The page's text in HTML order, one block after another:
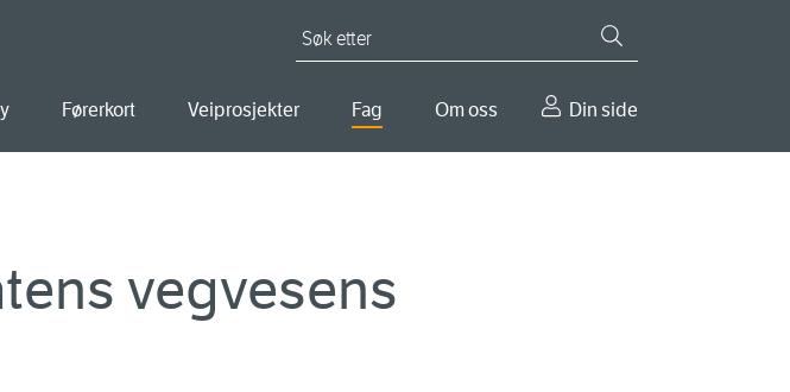
Førerkort Veiprosjekter Fag Om oss Din side
vegvesens